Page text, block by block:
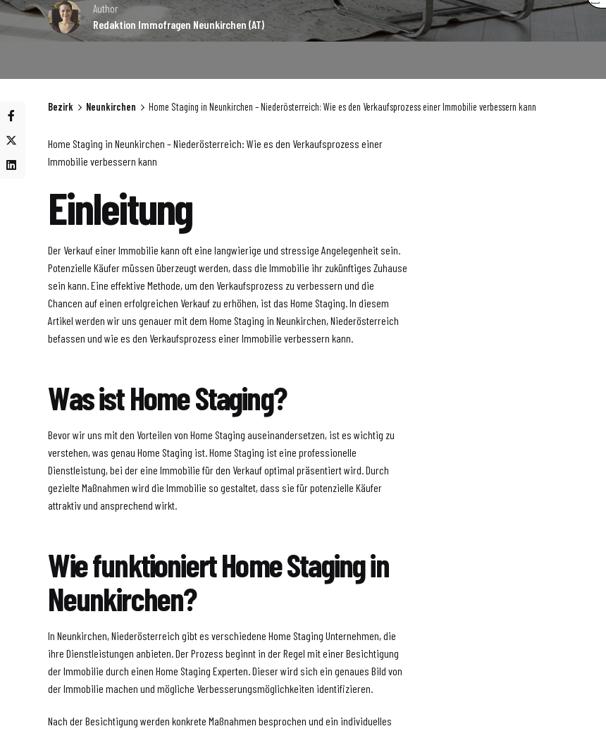
Author
Redaktion Immofragen Neunkirchen (AT)
Bezirk Neunkirchen Home Staging in Neunkirchen – Niederösterreich: Wie es den Verkaufsprozess einer Immobilie verbessern kann
Home Staging in Neunkirchen – Niederösterreich: Wie es den Verkaufsprozess einer
Immobilie verbessern kann
Einleitung
Der Verkauf einer Immobilie kann oft eine langwierige und stressige Angelegenheit sein.
Potenzielle Käufer müssen überzeugt werden, dass die Immobilie ihr zukünftiges Zuhause
sein kann. Eine effektive Methode, um den Verkaufsprozess zu verbessern und die
Chancen auf einen erfolgreichen Verkauf zu erhöhen, ist das Home Staging. In diesem
Artikel werden wir uns genauer mit dem Home Staging in Neunkirchen, Niederösterreich
befassen und wie es den Verkaufsprozess einer Immobilie verbessern kann.
Was ist Home Staging?
Bevor wir uns mit den Vorteilen von Home Staging auseinandersetzen, ist es wichtig zu
verstehen, was genau Home Staging ist. Home Staging ist eine professionelle
Dienstleistung, bei der eine Immobilie für den Verkauf optimal präsentiert wird. Durch
gezielte Maßnahmen wird die Immobilie so gestaltet, dass sie für potenzielle Käufer
attraktiv und ansprechend wirkt.
Wie funktioniert Home Staging in
Neunkirchen?
In Neunkirchen, Niederösterreich gibt es verschiedene Home Staging Unternehmen, die
ihre Dienstleistungen anbieten. Der Prozess beginnt in der Regel mit einer Besichtigung
der Immobilie durch einen Home Staging Experten. Dieser wird sich ein genaues Bild von
der Immobilie machen und mögliche Verbesserungsmöglichkeiten identifizieren.
Nach der Besichtigung werden konkrete Maßnahmen besprochen und ein individuelles